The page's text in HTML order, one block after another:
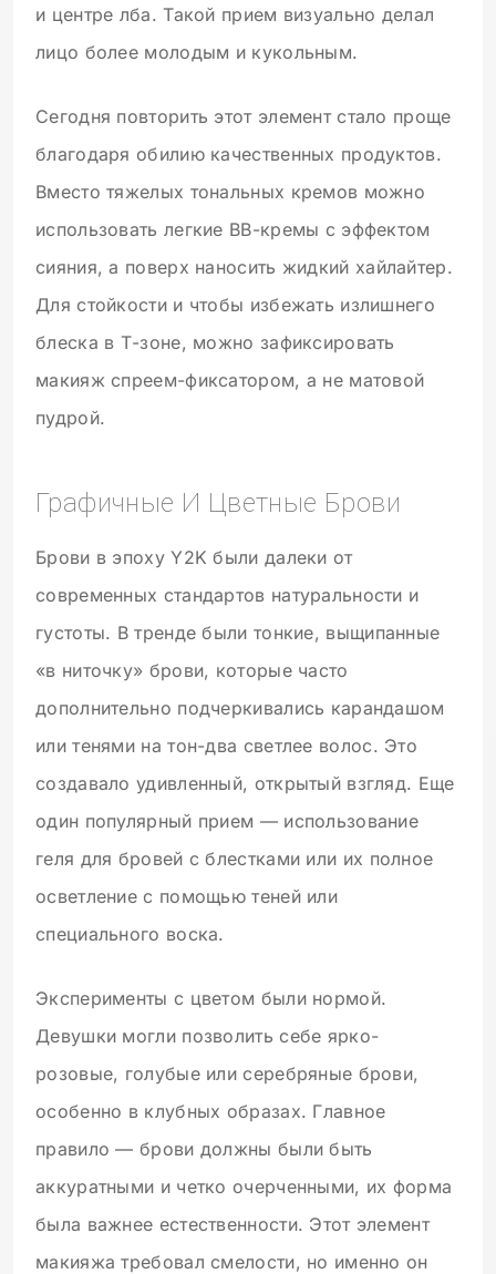
и центре лба. Такой прием визуально делал
лицо более молодым и кукольным.
Сегодня повторить этот элемент стало проще
благодаря обилию качественных продуктов.
Вместо тяжелых тональных кремов можно
использовать легкие ВВ-кремы с эффектом
сияния, а поверх наносить жидкий хайлайтер.
Для стойкости и чтобы избежать излишнего
блеска в Т-зоне, можно зафиксировать
макияж спреем-фиксатором, а не матовой
пудрой.
Графичные И Цветные Брови
Брови в эпоху Y2K были далеки от
современных стандартов натуральности и
густоты. В тренде были тонкие, выщипанные
«в ниточку» брови, которые часто
дополнительно подчеркивались карандашом
или тенями на тон-два светлее волос. Это
создавало удивленный, открытый взгляд. Еще
один популярный прием — использование
геля для бровей с блестками или их полное
осветление с помощью теней или
специального воска.
Эксперименты с цветом были нормой.
Девушки могли позволить себе ярко-
розовые, голубые или серебряные брови,
особенно в клубных образах. Главное
правило — брови должны были быть
аккуратными и четко очерченными, их форма
была важнее естественности. Этот элемент
макияжа требовал смелости, но именно он